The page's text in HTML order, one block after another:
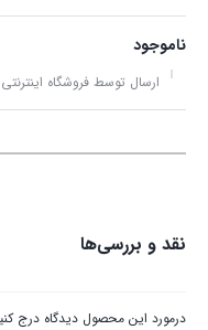
ناموجود
ارسال توسط فروشگاه
نقد و بررسی‌ها
درمورد این محصول دیدگاه درج